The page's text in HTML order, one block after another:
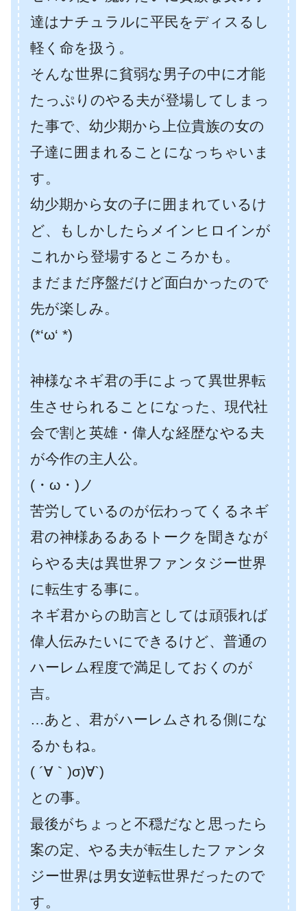
達はナチュラルに平民をディスるし
軽く命を扱う。
そんな世界に貧弱な男子の中に才能
たっぷりのやる夫が登場してしまっ
た事で、幼少期から上位貴族の女の
子達に囲まれることになっちゃいま
す。
幼少期から女の子に囲まれているけ
ど、もしかしたらメインヒロインが
これから登場するところかも。
まだまだ序盤だけど面白かったので
先が楽しみ。
(*‘ω‘ *)
神様なネギ君の手によって異世界転
生させられることになった、現代社
会で割と英雄・偉人な経歴なやる夫
が今作の主人公。
(・ω・)ノ
苦労しているのが伝わってくるネギ
君の神様あるあるトークを聞きなが
らやる夫は異世界ファンタジー世界
に転生する事に。
ネギ君からの助言としては頑張れば
偉人伝みたいにできるけど、普通の
ハーレム程度で満足しておくのが
吉。
…あと、君がハーレムされる側にな
るかもね。
( ´∀｀)σ)∀`)
との事。
最後がちょっと不穏だなと思ったら
案の定、やる夫が転生したファンタ
ジー世界は男女逆転世界だったので
す。